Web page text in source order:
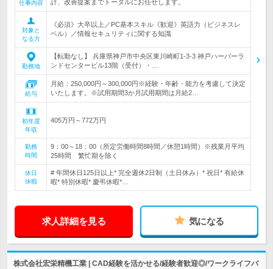
仕事内容
計、改善提案までトータルにお任せします。
対象と
なる方
《必須》大卒以上／PC基本スキル《歓迎》英語力（ビジネスレ
ベル）／情報セキュリティに関する知識
勤務地
【転勤なし】 兵庫県神戸市中央区東川崎町1-3-3 神戸ハーバーラ
ンドセンタービル13階（受付）・…
給与
月給：250,000円～300,000円※経験・年齢・能力を考慮して決定
いたします。※試用期間3か月試用期間は月給2…
初年度
年収
405万円～772万円
勤務
時間
9：00～18：00（所定労働時間8時間／休憩1時間）※残業月平均
25時間 繁忙期を除く
休日
休暇
# 年間休日125日以上* 完全週休2日制（土日休み）* 祝日* 有給休
暇* 特別休暇* 慶弔休暇*…
求人詳細を見る 気になる
株式会社宏栄精機工業 | CAD経験を活かせる/経験者歓迎◎/ワークライフバ